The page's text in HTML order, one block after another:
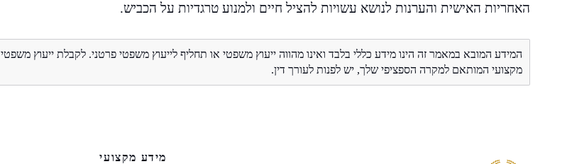
האחריות האישית והערנות לנושא עשויות להציל חיים ולמנוע טרגדיות על הכביש.
המידע המובא במאמר זה הינו מידע כללי בלבד ואינו מהווה ייעוץ משפטי או תחליף לייעוץ משפטי פרטני. לקבלת ייעוץ משפטי
מקצועי המותאם למקרה הספציפי שלך, יש לפנות לעורך דין.
מידע מקצועי